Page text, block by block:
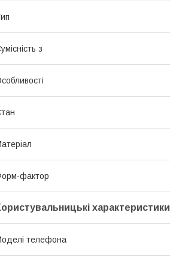
з
фактор
характеристики
телефона